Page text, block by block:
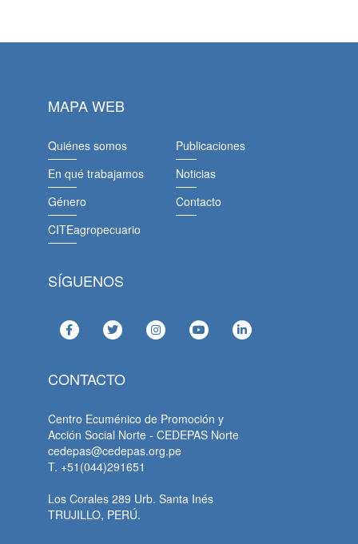
MAPA WEB
Quiénes somos
En qué trabajamos
Género
CITEagropecuario
Publicaciones
Noticias
Contacto
SÍGUENOS
CONTACTO
Centro Ecuménico de Promoción y
Acción Social Norte - CEDEPAS Norte
cedepas@cedepas.org.pe
T. +51(044)291651
Los Corales 289 Urb. Santa Inés
TRUJILLO, PERÚ.